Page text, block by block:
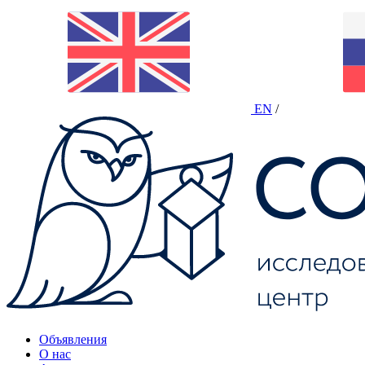
EN /
Объявления
О нас